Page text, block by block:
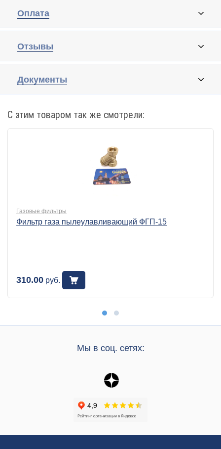
Оплата
Отзывы
Документы
С этим товаром так же смотрели:
Газовые фильтры
Фильтр газа пылеулавливающий ФГП-15
310.00 руб.
Мы в соц. сетях: